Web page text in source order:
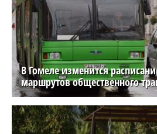
В Гомеле изменится
маршрутов общественного